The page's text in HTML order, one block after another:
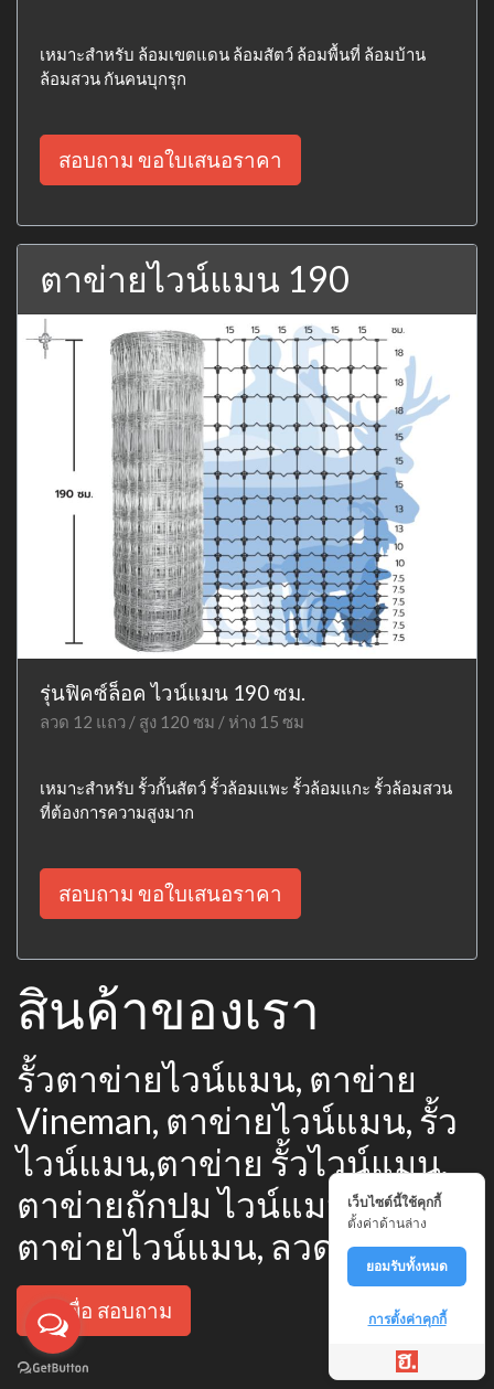
เหมาะสำหรับ ล้อมเขตแดน ล้อมสัตว์ ล้อมพื้นที่ ล้อมบ้าน
ล้อมสวน กันคนบุกรุก
สอบถาม ขอใบเสนอราคา
ตาข่ายไวน์แมน 190
รุ่นฟิคซ์ล็อค ไวน์แมน 190 ซม.
ลวด 12 แถว / สูง 120 ซม / ห่าง 15 ซม
เหมาะสำหรับ รั้วกั้นสัตว์ รั้วล้อมแพะ รั้วล้อมแกะ รั้วล้อมสวน
ที่ต้องการความสูงมาก
สอบถาม ขอใบเสนอราคา
สินค้าของเรา
รั้วตาข่ายไวน์แมน, ตาข่าย
Vineman, ตาข่ายไวน์แมน, รั้ว
ไวน์แมน,ตาข่าย รั้วไวน์แมน,
ตาข่ายถักปม ไวน์แมน, ลวด
ตาข่ายไวน์แมน, ลวด ไวน์แมน
กดเพื่อ สอบถาม
เว็บไซต์นี้ใช้คุกกี้
ตั้งค่าด้านล่าง
ยอมรับทั้งหมด
การตั้งค่าคุกกี้